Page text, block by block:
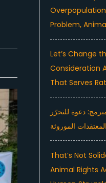
Problem,
Let’s Change
Consideration
That Serves
دعوة للتحرّر
الموروثة
That’s Not
Animal Rights